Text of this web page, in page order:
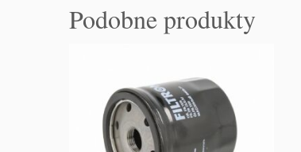
Podobne produkty